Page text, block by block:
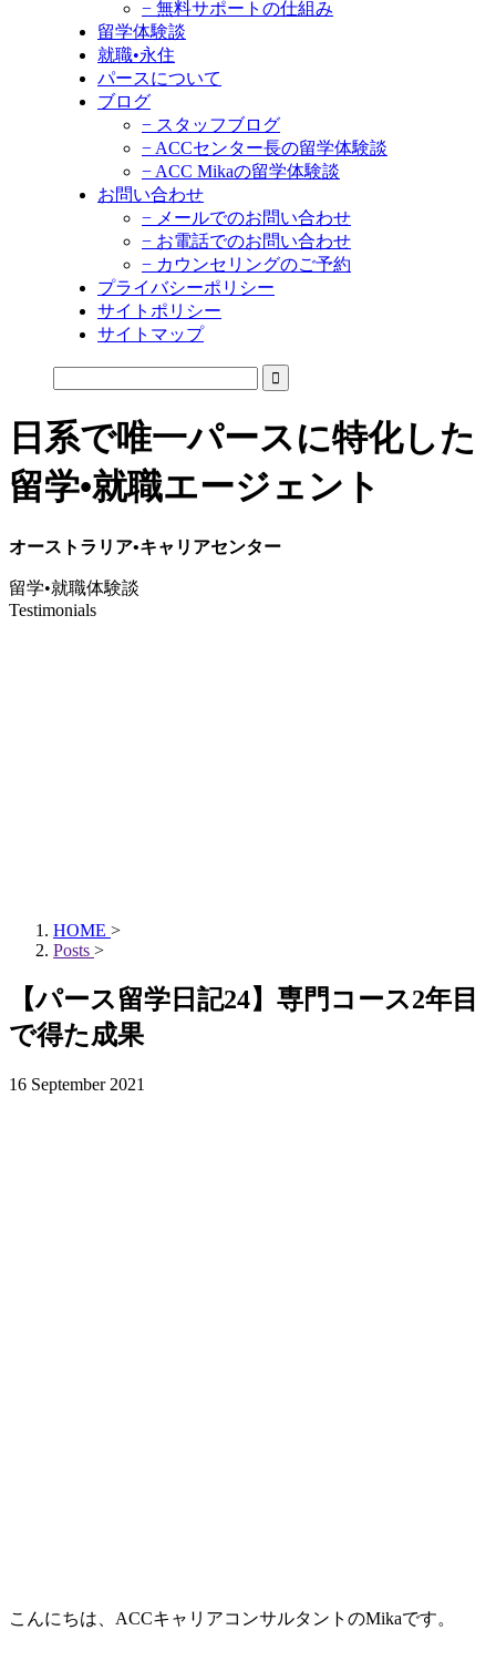
− 無料サポートの仕組み
留学体験談
就職•永住
パースについて
ブログ
− スタッフブログ
− ACCセンター長の留学体験談
− ACC Mikaの留学体験談
お問い合わせ
− メールでのお問い合わせ
− お電話でのお問い合わせ
− カウンセリングのご予約
プライバシーポリシー
サイトポリシー
サイトマップ
日系で唯一パースに特化した
留学•就職エージェント
オーストラリア•キャリアセンター
留学•就職体験談
Testimonials
HOME >
Posts >
【パース留学日記24】専門コース2年目
で得た成果
16 September 2021
こんにちは、ACCキャリアコンサルタントのMikaです。